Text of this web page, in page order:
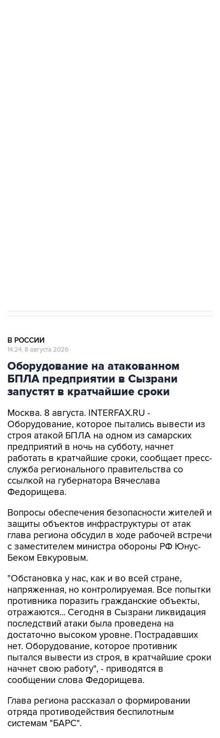
В РОССИИ
14:24, 8 августа 2026
Оборудование на атакованном
БПЛА предприятии в Сызрани
запустят в кратчайшие сроки
Москва. 8 августа. INTERFAX.RU -
Оборудование, которое пытались вывести из
строя атакой БПЛА на одном из самарских
предприятий в ночь на субботу, начнет
работать в кратчайшие сроки, сообщает пресс-
служба регионального правительства со
ссылкой на губернатора Вячеслава
Федорищева.
Вопросы обеспечения безопасности жителей и
защиты объектов инфраструктуры от атак
глава региона обсудил в ходе рабочей встречи
с заместителем министра обороны РФ Юнус-
Беком Евкуровым.
"Обстановка у нас, как и во всей стране,
напряженная, но контролируемая. Все попытки
противника поразить гражданские объекты,
отражаются... Сегодня в Сызрани ликвидация
последствий атаки была проведена на
достаточно высоком уровне. Пострадавших
нет. Оборудование, которое противник
пытался вывести из строя, в кратчайшие сроки
начнет свою работу", - приводятся в
сообщении слова Федорищева.
Глава региона рассказал о формировании
отряда противодействия беспилотным
системам "БАРС".